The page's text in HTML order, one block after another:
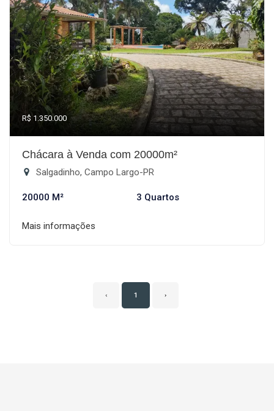
R$ 1.350.000
Chácara à Venda com 20000m²
Salgadinho, Campo Largo-PR
20000 M² 3 Quartos
Mais informações
‹ 1 ›